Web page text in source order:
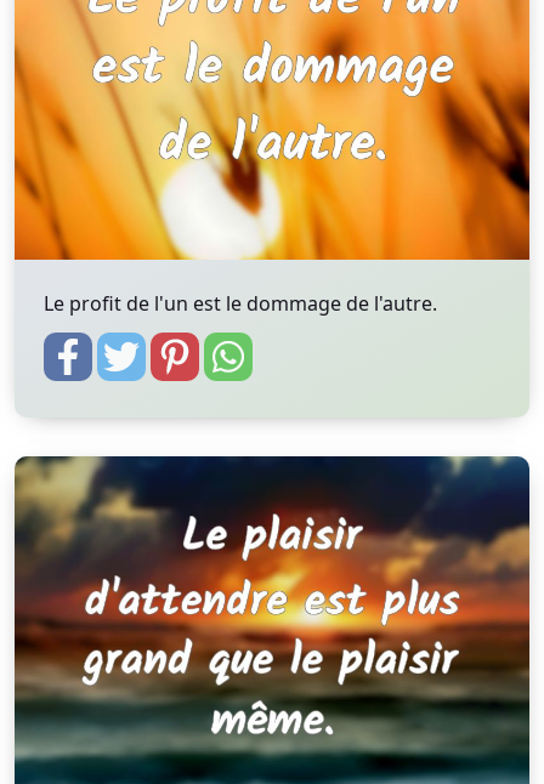
Le profit de l'un est le dommage de l'autre.